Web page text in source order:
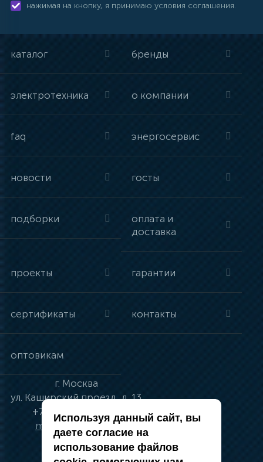
нажимая на кнопку, я принимаю условия соглашения.
каталог бренды
электротехника о компании
faq энергосервис
новости госты
подборки
оплата и
доставка
проекты гарантии
сертификаты контакты
оптовикам
г. Москва
ул. Каширский проезд, д. 13
+7 (495) 134-41-83
moskva@vincci.ru
Используя данный сайт, вы
даете согласие на
использование файлов